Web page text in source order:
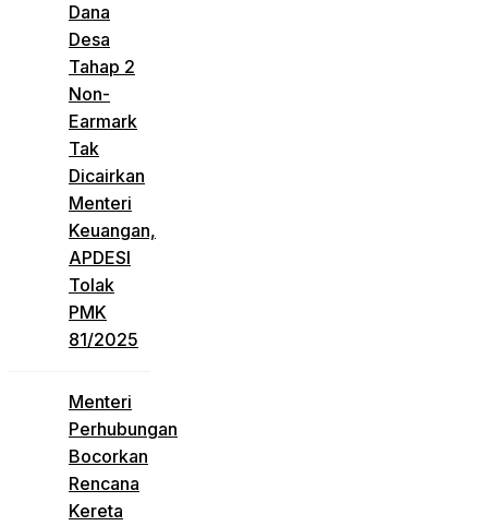
Dana
Desa
Tahap 2
Non-
Earmark
Tak
Dicairkan
Menteri
Keuangan,
APDESI
Tolak
PMK
81/2025
Menteri
Perhubungan
Bocorkan
Rencana
Kereta